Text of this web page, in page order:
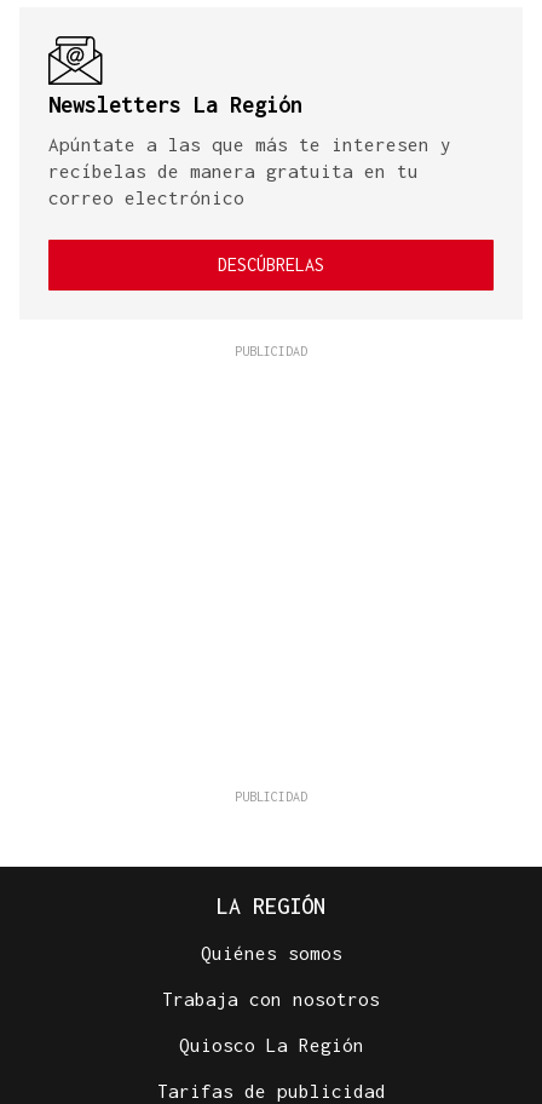
Newsletters La Región
Apúntate a las que más te interesen y
recíbelas de manera gratuita en tu
correo electrónico
DESCÚBRELAS
LA REGIÓN
Quiénes somos
Trabaja con nosotros
Quiosco La Región
Tarifas de publicidad